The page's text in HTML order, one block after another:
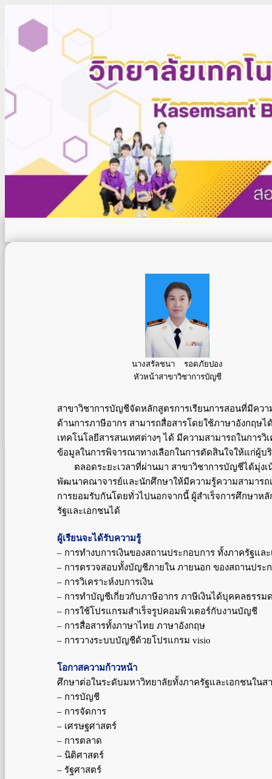
นางสรัลชนา รอดภัยปอง
หัวหน้าสาขาวิชาการบัญชี
สาขาวิชาการบัญชีจัดหลักสูตรการเรียนการสอนที่มีคว
ด้านการภาษีอากร สามารถสื่อสารโดยใช้ภาษาอังกฤษ
เทคโนโลยีสารสนเทศต่างๆ ได้ มีความสามารถในการวิ
ข้อมูลในการพิจารณาทางเลือกในการตัดสินใจให้แก่ผู้
ตลอดระยะเวลาที่ผ่านมา สาขาวิชาการบัญชีได้มุ่งเ
พัฒนาคณาจารย์และนักศึกษาให้มีความรู้ความสามารถ
การยอมรับกันโดยทั่วไป นอกจากนี้ ผู้สำเร็จการศึกษาห
รัฐและเอกชนได้
ผู้เรียนจะได้รับความรู้
– การทำงบการเงินของสถานประกอบการ ทั้งภาครัฐแล
– การตรวจสอบทั้งบัญชีภายใน ภายนอก ของสถานประ
– การวิเคราะห์งบการเงิน
– การทำบัญชีเกี่ยวกับภาษีอากร ภาษีเงินได้บุคคลธรรม
– การใช้โปรแกรมสำเร็จรูปคอมพิวเตอร์กับงานบัญชี
– การสื่อสารทั้งภาษาไทย ภาษาอังกฤษ
– การวางระบบบัญชีด้วยโปรแกรม visio
โอกาสความก้าวหน้า
ศึกษาต่อในระดับมหาวิทยาลัยทั้งภาครัฐและเอกชนในส
– การบัญชี
– การจัดการ
– เศรษฐศาสตร์
– การตลาด
– นิติศาสตร์
– รัฐศาสตร์